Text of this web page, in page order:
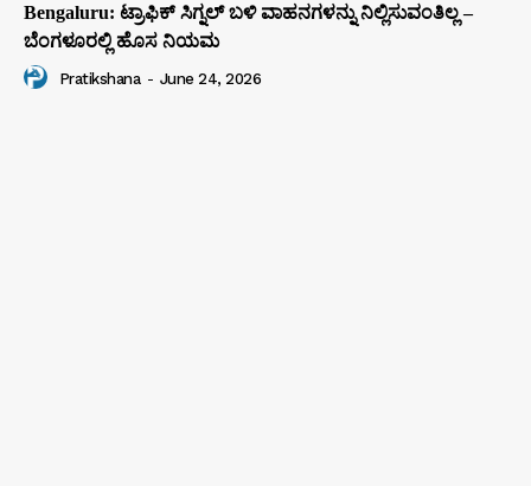
Bengaluru: ಟ್ರಾಫಿಕ್‌ ಸಿಗ್ನಲ್‌ ಬಳಿ ವಾಹನಗಳನ್ನು ನಿಲ್ಲಿಸುವಂತಿಲ್ಲ –
ಬೆಂಗಳೂರಲ್ಲಿ ಹೊಸ ನಿಯಮ
Pratikshana - June 24, 2026